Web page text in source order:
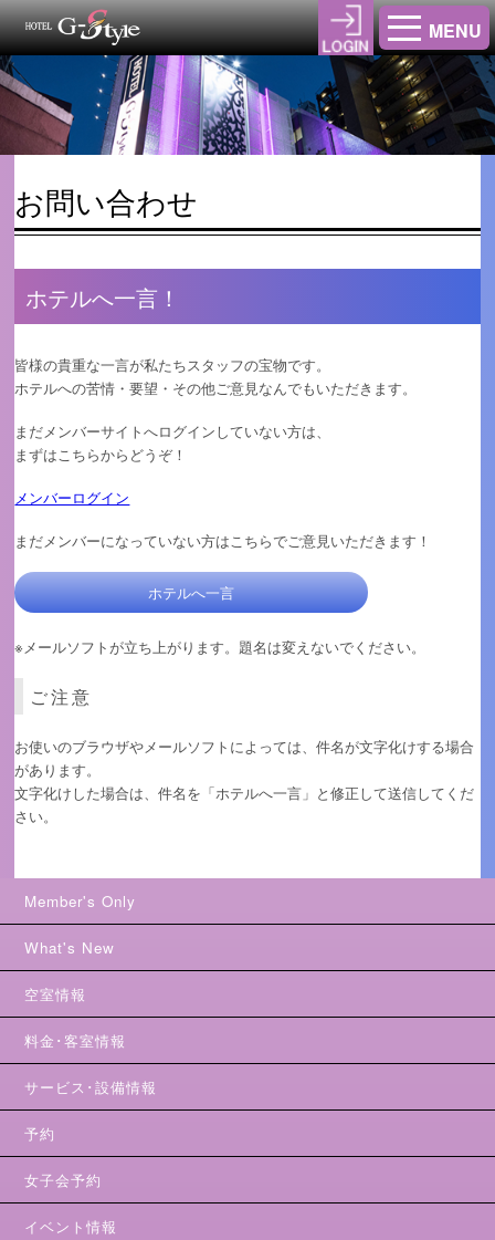
MENU
お問い合わせ
ホテルへ一言！
皆様の貴重な一言が私たちスタッフの宝物です。
ホテルへの苦情・要望・その他ご意見なんでもいただきます。
まだメンバーサイトへログインしていない方は、
まずはこちらからどうぞ！
メンバーログイン
まだメンバーになっていない方はこちらでご意見いただきます！
ホテルへ一言
※メールソフトが立ち上がります。題名は変えないでください。
ご注意
お使いのブラウザやメールソフトによっては、件名が文字化けする場合
があります。
文字化けした場合は、件名を「ホテルへ一言」と修正して送信してくだ
さい。
Member's Only
What's New
空室情報
料金･客室情報
サービス･設備情報
予約
女子会予約
イベント情報